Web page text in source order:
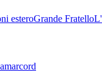
esteroGrande Fratello